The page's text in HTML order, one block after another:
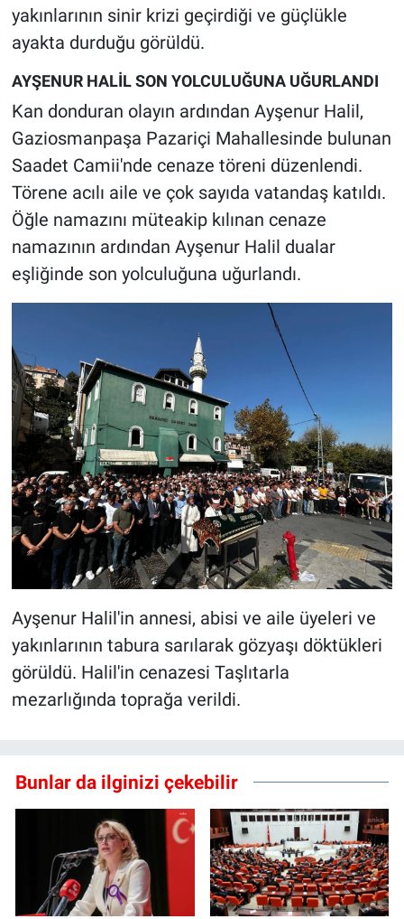
yakınlarının sinir krizi geçirdiği ve güçlükle
ayakta durduğu görüldü.
AYŞENUR HALİL SON YOLCULUĞUNA UĞURLANDI
Kan donduran olayın ardından Ayşenur Halil,
Gaziosmanpaşa Pazariçi Mahallesinde bulunan
Saadet Camii'nde cenaze töreni düzenlendi.
Törene acılı aile ve çok sayıda vatandaş katıldı.
Öğle namazını müteakip kılınan cenaze
namazının ardından Ayşenur Halil dualar
eşliğinde son yolculuğuna uğurlandı.
Ayşenur Halil'in annesi, abisi ve aile üyeleri ve
yakınlarının tabura sarılarak gözyaşı döktükleri
görüldü. Halil'in cenazesi Taşlıtarla
mezarlığında toprağa verildi.
Bunlar da ilginizi çekebilir